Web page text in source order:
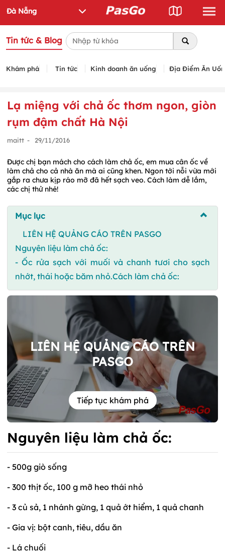
Tin tức & Blog
Khám phá Tin tức Kinh doanh ăn uống Địa Điểm Ăn
Lạ miệng với chả ốc thơm ngon, giòn
rụm đậm chất Hà Nội
maitt - 29/11/2016
Được chị bạn mách cho cách làm chả ốc, em mua cân ốc về
làm chả cho cả nhà ăn mà ai cũng khen. Ngon tới nỗi vừa mới
gắp ra chưa kịp ráo mỡ đã hết sạch veo. Cách làm dễ lắm,
các chị thử nhé!
Mục lục
LIÊN HỆ QUẢNG CÁO TRÊN PASGO
Nguyên liệu làm chả ốc:
- Ốc rửa sạch với muối và chanh tươi cho sạch
nhớt, thái hoặc băm nhỏ.Cách làm chả ốc:
LIÊN HỆ QUẢNG CÁO TRÊN
PASGO
Tiếp tục khám phá
Nguyên liệu làm chả ốc:
- 500g giò sống
- 300 thịt ốc, 100 g mỡ heo thái nhỏ
- 3 củ sả, 1 nhánh gừng, 1 quả ớt hiểm, 1 quả chanh
- Gia vị: bột canh, tiêu, dầu ăn
- Lá chuối